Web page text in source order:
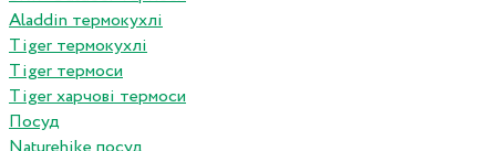
Aladdin термокухлі
Tiger термокухлі
Tiger термоси
Tiger харчові термоси
Посуд